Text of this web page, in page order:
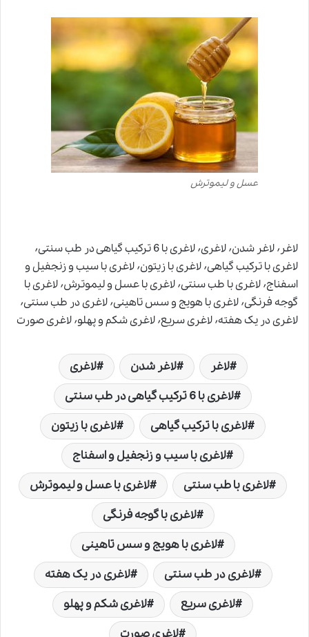
عسل و لیموترش
لاغر٬ لاغر شدن٬ لاغری٬ لاغری با 6 ترکیب گیاهی در طب سنتی٬
لاغری با ترکیب گیاهی٬ لاغری با زیتون٬ لاغری با سیب و زنجفیل و
اسفناج٬ لاغری با طب سنتی٬ لاغری با عسل و لیموترش٬ لاغری با
گوجه فرنگی٬ لاغری با هویج و سس تاهینی٬ لاغری در طب سنتی٬
لاغری در یک هفته٬ لاغری سریع٬ لاغری شکم و پهلو٬ لاغری صورت
لاغر لاغر شدن
لاغری
لاغری با 6 ترکیب گیاهی در طب سنتی
لاغری با ترکیب گیاهی
لاغری با زیتون
لاغری با سیب و زنجفیل و اسفناج
لاغری با طب سنتی
لاغری با عسل و لیموترش
لاغری با گوجه فرنگی
لاغری با هویج و سس تاهینی
لاغری در طب سنتی
لاغری در یک هفته
لاغری سریع
لاغری شکم و پهلو